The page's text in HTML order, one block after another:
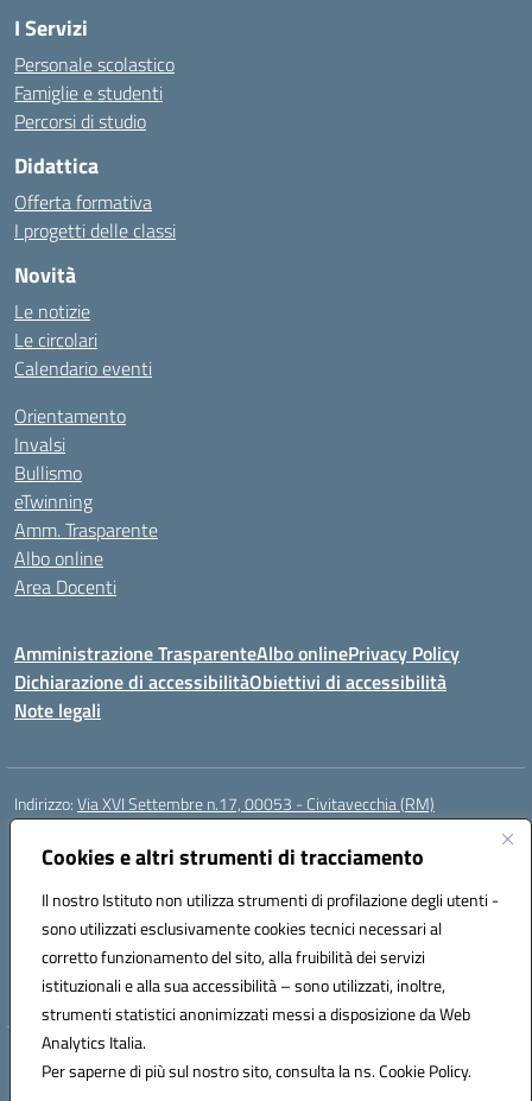
Cookies e altri strumenti di tracciamento
Il nostro Istituto non utilizza strumenti di profilazione degli utenti -
sono utilizzati esclusivamente cookies tecnici necessari al
corretto funzionamento del sito, alla fruibilità dei servizi
istituzionali e alla sua accessibilità – sono utilizzati, inoltre,
strumenti statistici anonimizzati messi a disposizione da Web
Analytics Italia.
Per saperne di più sul nostro sito, consulta la ns. Cookie Policy.
I Servizi
Personale scolastico
Famiglie e studenti
Percorsi di studio
Didattica
Offerta formativa
I progetti delle classi
Novità
Le notizie
Le circolari
Calendario eventi
Orientamento
Invalsi
Bullismo
eTwinning
Amm. Trasparente
Albo online
Area Docenti
Amministrazione TrasparenteAlbo onlinePrivacy Policy
Dichiarazione di accessibilitàObiettivi di accessibilità
Note legali
Indirizzo:Via XVI Settembre n.17, 00053 - Civitavecchia (RM)
Centralino:
Posta elettronica certificata (PEC):rmic8gq00r@pec.istruzione.it
Codice fiscale: 91064900581
Codice meccanografico:RMIC8GQ00R
Codice Indice delle Pubbliche Amministrazioni (IPA): istsc_rmic8gq00r
Codice unico di fatturazione (CUF): UFQ3FK
Hosting & Powered by 3D Solution S.r.l.
Concept & Design by Designers Italia